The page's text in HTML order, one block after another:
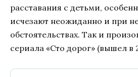
расставания с детьми,
исчезают неожиданно и при
обстоятельствах. Так и
сериала «Сто дорог» (вышел в